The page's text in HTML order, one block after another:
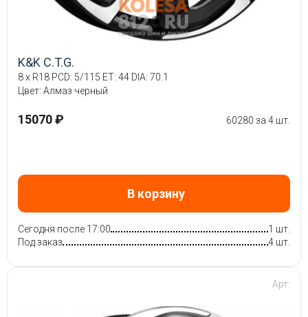
K&K C.T.G.
8 x R18 PCD: 5/115 ET: 44 DIA: 70.1
Цвет: Алмаз черный
15070 ₽ 60280 за 4 шт.
В корзину
Сегодня после 17:00
1 шт.
Под заказ
4 шт.
Арт: